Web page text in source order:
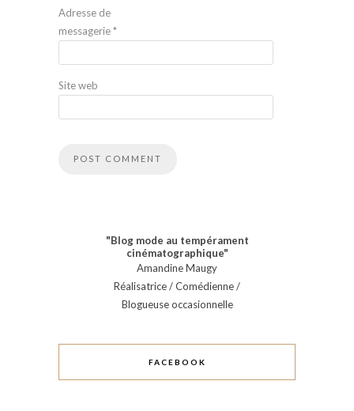
Adresse de
messagerie*
Site web
"Blog mode au tempérament
cinématographique"
Amandine Maugy
Réalisatrice / Comédienne /
Blogueuse occasionnelle
FACEBOOK